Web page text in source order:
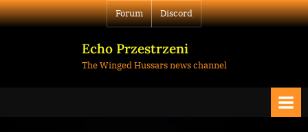
Skip
to
Forum Discord
Echo Przestrzeni
The Winged Hussars news channel